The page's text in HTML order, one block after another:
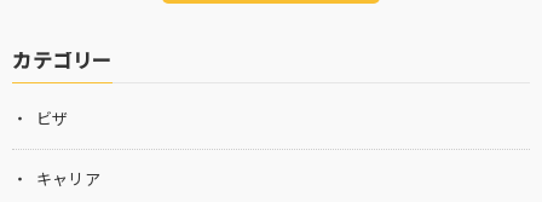
カテゴリー
ビザ
キャリア